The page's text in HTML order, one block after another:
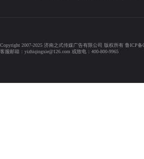
Copyright 2007-2025 济南之式传媒广告有限公司 版权所有 鲁ICP备
客服邮箱：yizhiqingxie@126.com 或致电：400-800-9965